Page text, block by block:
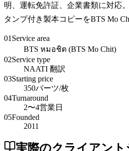
明、運転免許証、企業書類に対応
タンプ付き製本コピーをBTS Mo
01 Service area
BTS หมอชิต (BTS Mo Chit)
02Service type
NAATI 翻訳
03Starting price
350バーツ/枚
04Turnaround
2〜4営業日
05Founded
2011
実際のクライアント